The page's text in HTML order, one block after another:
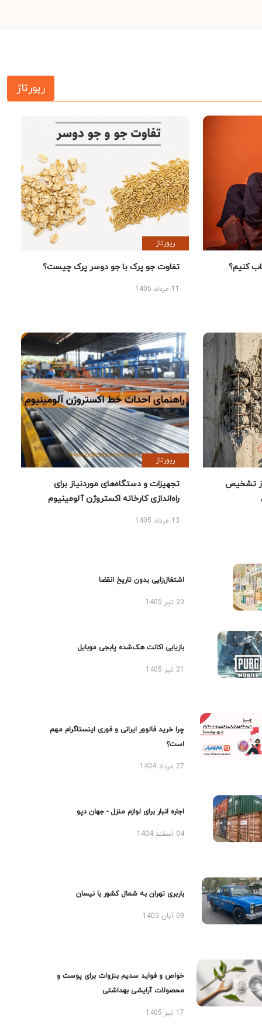
رپورتاژ
کنیم؟
رپورتاژ
تفاوت جو پرک با جو دوسر پرک چیست؟
تشخیص
رپورتاژ
تجهیزات و دستگاه‌های موردنیاز برای
راه‌اندازی کارخانه اکستروژن آلومینیوم
13 مرداد 1405
اشتغال‌زایی بدون تاریخ انقضا
20 تیر 1405
بازیابی اکانت هک‌شده پابجی موبایل
چرا خرید فالوور ایرانی و فوری اینستاگرام مهم
است؟
27 مرداد 1404
اجاره انبار برای لوازم منزل - جهان دپو
04 اسفند 1404
باربری تهران به شمال کشور با نیسان
09 آبان 1403
خواص و فواید سدیم بنزوات برای پوست و
محصولات آرایشی بهداشتی
17 تیر 1405